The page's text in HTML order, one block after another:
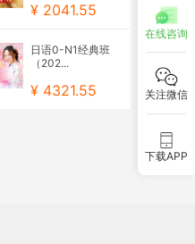
¥ 2041.55
日语0-N1经典班
（202...
¥ 4321.55
在线咨询
关注微信
下载APP